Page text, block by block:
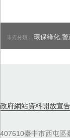
市府分類：環保綠化,警
政府網站資料開放宣告
407610臺中市西屯區